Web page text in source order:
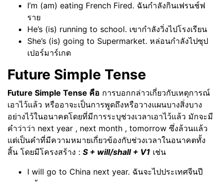
I’m (am) eating French Fired. ฉันกำลังกินเฟรนช์ฟ
ราย
He’s (is) running to school. เขากำลังวิ่งไปโรงเรียน
She’s (is) going to Supermarket. หล่อนกำลังไปซุป
เปอร์มาร์เกต
Future Simple Tense
Future Simple Tense คือ การบอกกล่าวเกี่ยวกับเหตุการณ์
เอาไว้แล้ว หรืออาจะเป็นการพูดถึงหรือวางแผนบางสิ่งบาง
อย่างไว้ในอนาคตโดยที่มีการระบุช่วงเวลาเอาไว้แล้ว มักจะมี
คำว่าว่า next year , next month , tomorrow ซึ่งล้วนแล้ว
แต่เป็นคำที่มีความหมายเกี่ยวข้องกับช่วงเวลาในอนาคตทั้ง
สิ้น โดยมีโครงสร้าง : S + will/shall + V1 เช่น
I will go to China next year. ฉันจะไปประเทศจีนปี